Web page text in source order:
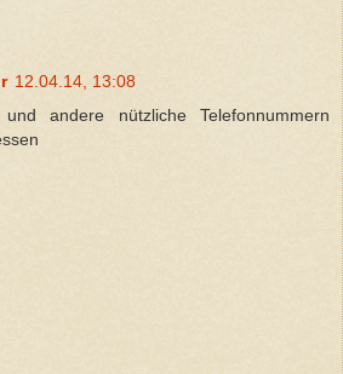
12.04.14, 13:08
und andere nützliche Telefonnummern